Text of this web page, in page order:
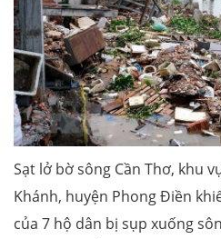
Sạt lở bờ sông Cần Thơ, khu
Khánh, huyện Phong Điền
của 7 hộ dân bị sụp xuống